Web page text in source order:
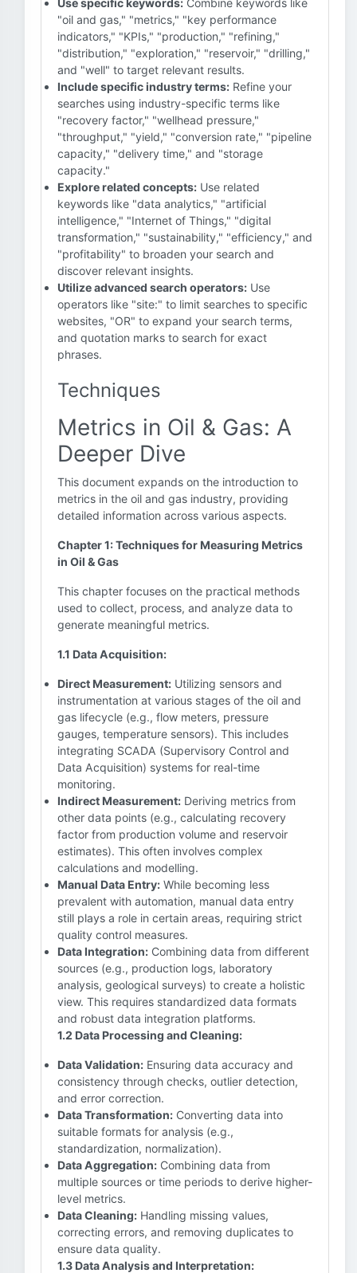
Use specific keywords: Combine keywords like
"oil and gas," "metrics," "key performance
indicators," "KPIs," "production," "refining,"
"distribution," "exploration," "reservoir," "drilling,"
and "well" to target relevant results.
Include specific industry terms: Refine your
searches using industry-specific terms like
"recovery factor," "wellhead pressure,"
"throughput," "yield," "conversion rate," "pipeline
capacity," "delivery time," and "storage
capacity."
Explore related concepts: Use related
keywords like "data analytics," "artificial
intelligence," "Internet of Things," "digital
transformation," "sustainability," "efficiency," and
"profitability" to broaden your search and
discover relevant insights.
Utilize advanced search operators: Use
operators like "site:" to limit searches to specific
websites, "OR" to expand your search terms,
and quotation marks to search for exact
phrases.
Techniques
Metrics in Oil & Gas: A
Deeper Dive
This document expands on the introduction to
metrics in the oil and gas industry, providing
detailed information across various aspects.
Chapter 1: Techniques for Measuring Metrics
in Oil & Gas
This chapter focuses on the practical methods
used to collect, process, and analyze data to
generate meaningful metrics.
1.1 Data Acquisition:
Direct Measurement: Utilizing sensors and
instrumentation at various stages of the oil and
gas lifecycle (e.g., flow meters, pressure
gauges, temperature sensors). This includes
integrating SCADA (Supervisory Control and
Data Acquisition) systems for real-time
monitoring.
Indirect Measurement: Deriving metrics from
other data points (e.g., calculating recovery
factor from production volume and reservoir
estimates). This often involves complex
calculations and modelling.
Manual Data Entry: While becoming less
prevalent with automation, manual data entry
still plays a role in certain areas, requiring strict
quality control measures.
Data Integration: Combining data from different
sources (e.g., production logs, laboratory
analysis, geological surveys) to create a holistic
view. This requires standardized data formats
and robust data integration platforms.
1.2 Data Processing and Cleaning:
Data Validation: Ensuring data accuracy and
consistency through checks, outlier detection,
and error correction.
Data Transformation: Converting data into
suitable formats for analysis (e.g.,
standardization, normalization).
Data Aggregation: Combining data from
multiple sources or time periods to derive higher-
level metrics.
Data Cleaning: Handling missing values,
correcting errors, and removing duplicates to
ensure data quality.
1.3 Data Analysis and Interpretation: